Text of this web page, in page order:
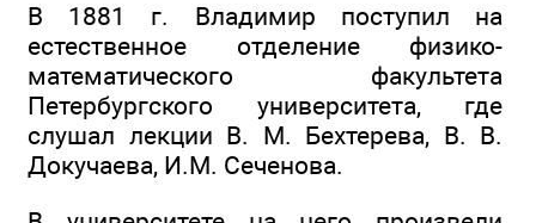
В 1881 г. Владимир поступил на
естественное отделение физико-
математического факультета
Петербургского университета, где
слушал лекции В. М. Бехтерева, В. В.
Докучаева, И.М. Сеченова.